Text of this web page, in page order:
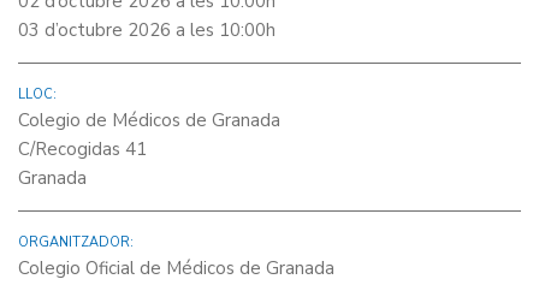
03 d’octubre 2026 a les 10:00h
LLOC:
Colegio de Médicos de Granada
C/Recogidas 41
Granada
ORGANITZADOR:
Colegio Oficial de Médicos de Granada